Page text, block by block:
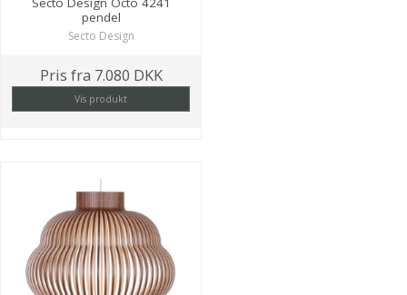
pendel
Secto Design
Pris fra 7.080 DKK
Vis produkt